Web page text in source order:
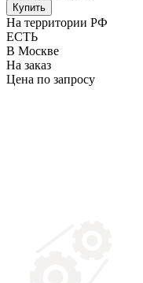
Купить
На территории РФ
ЕСТЬ
В Москве
На заказ
Цена по запросу